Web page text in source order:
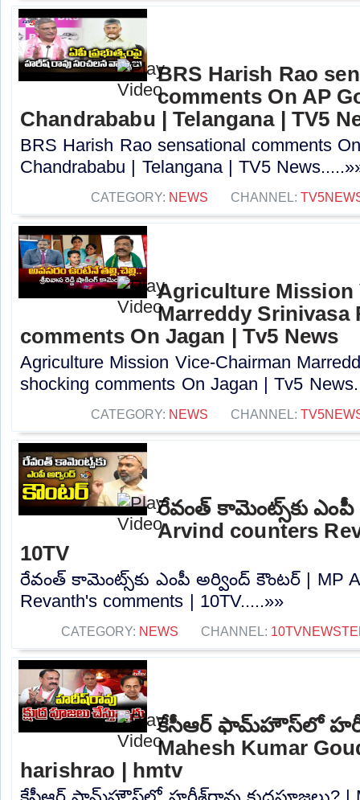
BRS Harish Rao
comments On AP
Chandrababu | Telangana | TV5
BRS Harish Rao sensational comments
Chandrababu | Telangana | TV5
CATEGORY: NEWS CHANNEL:
Agriculture Mission
Marreddy Srinivasa
comments On Jagan | Tv5 News
Agriculture Mission Vice-Chairman
shocking comments On Jagan | Tv5
CATEGORY: NEWS CHANNEL:
రేవంత్ కామెంట్స్‌కు ఎంపీ
Arvind counters
10TV
రేవంత్ కామెంట్స్‌కు ఎంపీ అర్వింద్ కౌంటర్ | MP
Revanth's comments | 10TV.....»»
CATEGORY: NEWS CHANNEL:
కేసీఆర్ ఫామ్‌హౌస్‌లో
Mahesh Kumar
harishrao | hmtv